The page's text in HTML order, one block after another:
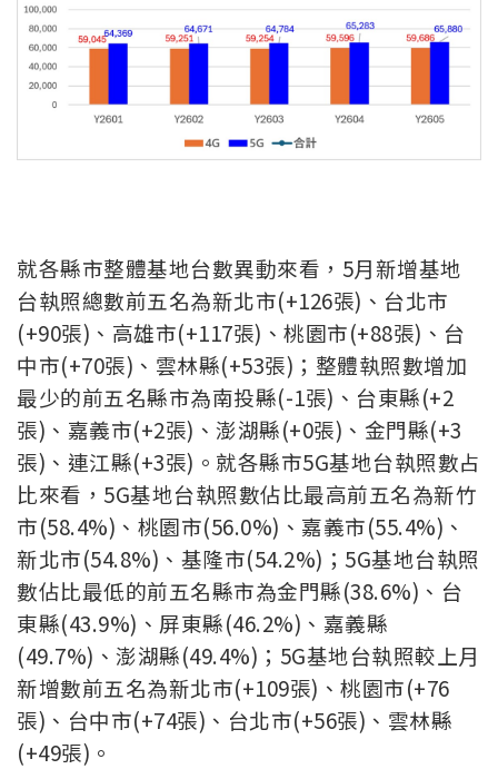
就各縣市整體基地台數異動來看，5月新增基地
台執照總數前五名為新北市(+126張)、台北市
(+90張)、高雄市(+117張)、桃園市(+88張)、台
中市(+70張)、雲林縣(+53張)；整體執照數增加
最少的前五名縣市為南投縣(-1張)、台東縣(+2
張)、嘉義市(+2張)、澎湖縣(+0張)、金門縣(+3
張)、連江縣(+3張)。 就各縣市5G基地台執照數占
比來看，5G基地台執照數佔比最高前五名為新竹
市(58.4%)、桃園市(56.0%)、嘉義市(55.4%)、
新北市(54.8%)、基隆市(54.2%)；5G基地台執照
數佔比最低的前五名縣市為金門縣(38.6%)、台
東縣(43.9%)、屏東縣(46.2%)、嘉義縣
(49.7%)、澎湖縣(49.4%) ；5G基地台執照較上月
新增數前五名為新北市(+109張)、桃園市(+76
張)、台中市(+74張)、台北市(+56張)、雲林縣
(+49張)。